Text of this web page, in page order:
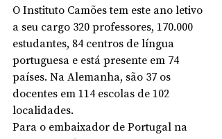
O Instituto Camões tem este ano letivo
a seu cargo 320 professores, 170.000
estudantes, 84 centros de língua
portuguesa e está presente em 74
países. Na Alemanha, são 37 os
docentes em 114 escolas de 102
localidades.
Para o embaixador de Portugal na